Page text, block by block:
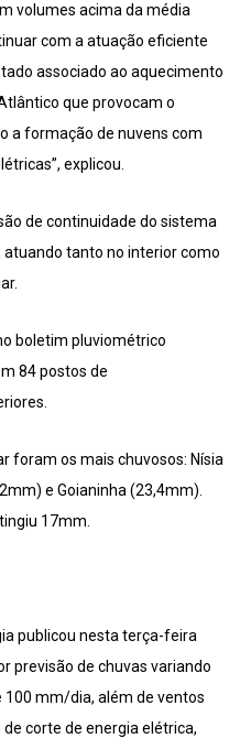
volumes acima da média
com a atuação eficiente
associado ao aquecimento
que provocam o
a formação de nuvens com
explicou.
de continuidade do sistema
tanto no interior como
boletim pluviométrico
84 postos de
foram os mais chuvosos: Nísia
e Goianinha (23,4mm).
17mm.
publicou nesta terça-feira
previsão de chuvas variando
100 mm/dia, além de ventos
corte de energia elétrica,